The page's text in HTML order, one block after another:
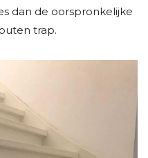
dan de oorspronkelijke
trap.